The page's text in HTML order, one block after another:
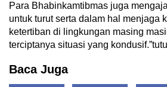
Para Bhabinkamtibmas juga
untuk turut serta dalam hal menjaga
ketertiban di lingkungan masing
terciptanya situasi yang
Baca Juga